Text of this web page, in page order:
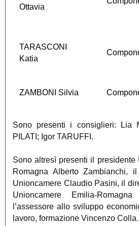
Ottavia
TARASCONI
Katia
ZAMBONI Silvia
Sono presenti i consiglieri: Lia
PILATI; Igor TARUFFI.
Sono altresì presenti il presidente
Romagna Alberto Zambianchi,
Unioncamere Claudio Pasini, il
Unioncamere Emilia-
l’assessore allo sviluppo
lavoro, formazione Vincenzo Colla.